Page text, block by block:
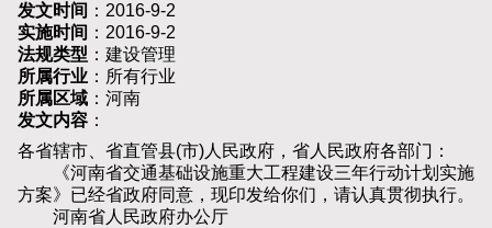
发文时间 ：2016-9-2
实施时间 ：2016-9-2
法规类型 ：建设管理
所属行业 ：所有行业
所属区域 ：河南
发文内容 ：
各省辖市、省直管县(市)人民政府，省人民政府各部门：
《河南省交通基础设施重大工程建设三年行动计划实施
方案》已经省政府同意，现印发给你们，请认真贯彻执行。
河南省人民政府办公厅